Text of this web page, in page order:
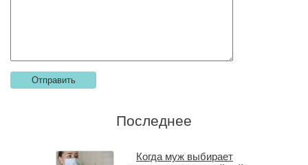
Последнее
Когда муж выбирает